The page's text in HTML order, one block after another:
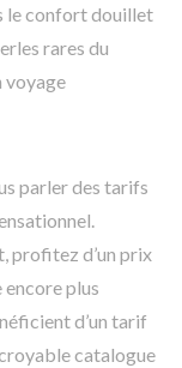
le confort douillet
rares du
voyage
parler des tarifs
profitez d’un prix
plus
d’un tarif
catalogue